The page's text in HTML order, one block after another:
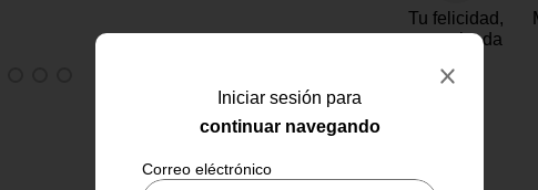
Iniciar sesión para
continuar navegando
Tu felicidad,
garantizada